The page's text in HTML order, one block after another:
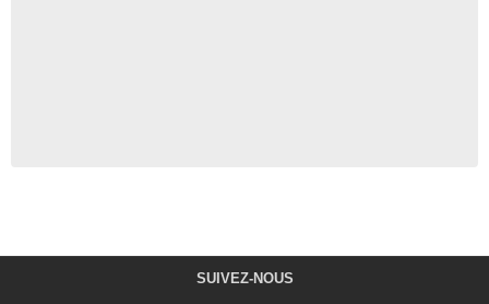
SUIVEZ-NOUS